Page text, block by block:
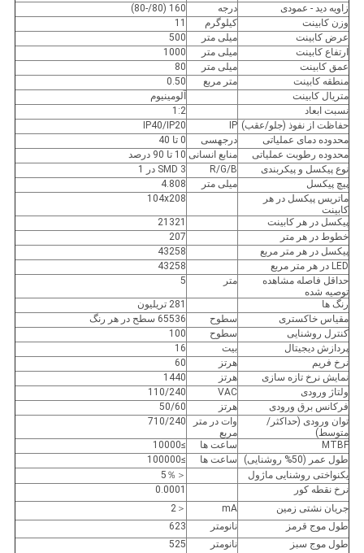
زاویه دید - عمودی درجه
160 (80/-80)
وزن کابینت
کیلوگرم
11
عرض کابینت
میلی متر
500
ارتفاع کابینت
میلی متر
1000
عمق کابینت
میلی متر
80
منطقه کابینت
متر مربع
0.50
متریال کابینت
آلومینیوم
نسبت ابعاد
1:2
حفاظت از نفوذ (جلو/عقب) IP
IP40/IP20
محدوده دمای عملیاتی
درجهسی
0 تا 40
محدوده رطوبت عملیاتی
منابع انسانی 10 تا 90 درصد
نوع پیکسل و پیکربندی
R/G/B
SMD 3 در 1
پیچ پیکسل
میلی متر
4.808
ماتریس پیکسل در هر
کابینت
104x208
پیکسل در هر کابینت
21321
خطوط در هر متر
207
پیکسل در هر متر مربع
43258
LED در هر متر مربع
43258
حداقل فاصله مشاهده
توصیه شده
متر 5
رنگ ها
281 تریلیون
مقیاس خاکستری
سطوح
65536 سطح در هر رنگ
کنترل روشنایی
سطوح
100
پردازش دیجیتال
بیت
16
نرخ فریم
هرتز
60
نمایش نرخ تازه سازی
هرتز
1440
ولتاژ ورودی
VAC
110/240
فرکانس برق ورودی
هرتز
50/60
توان ورودی (حداکثر/
متوسط)
وات در متر
مربع
710/240
MTBF ساعت ها
≥10000
طول عمر (50% روشنایی)
ساعت ها
≥100000
یکنواختی روشنایی ماژول
＜5％
نرخ نقطه کور
0.0001
جریان نشتی زمین
mA
＜2
طول موج قرمز
نانومتر
623
طول موج سبز
نانومتر
525